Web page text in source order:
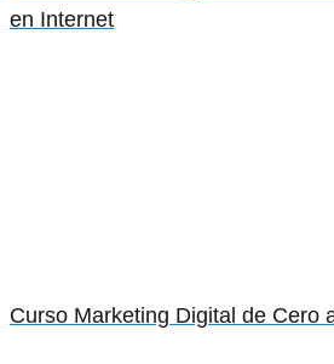
en Internet
Curso Marketing Digital de Cero